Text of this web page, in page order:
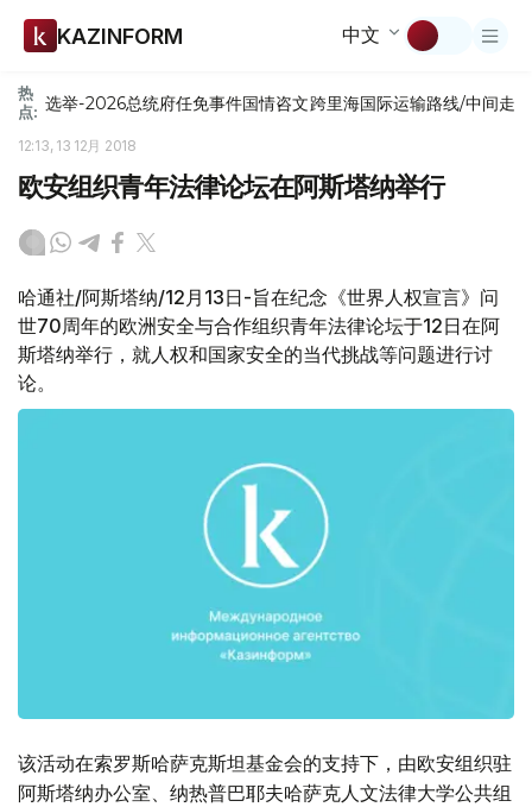
KAZINFORM 中文
热
点: 选举-2026总统府任免事件国情咨文跨里海国际运输路线/中间走廊
12:13, 13 12月 2018
欧安组织青年法律论坛在阿斯塔纳举行
哈通社/阿斯塔纳/12月13日-旨在纪念《世界人权宣言》问
世70周年的欧洲安全与合作组织青年法律论坛于12日在阿
斯塔纳举行，就人权和国家安全的当代挑战等问题进行讨
论。
该活动在索罗斯哈萨克斯坦基金会的支持下，由欧安组织驻
阿斯塔纳办公室、纳热普巴耶夫哈萨克人文法律大学公共组